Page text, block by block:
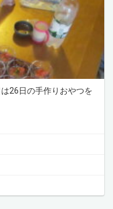
26日の手作りおやつを